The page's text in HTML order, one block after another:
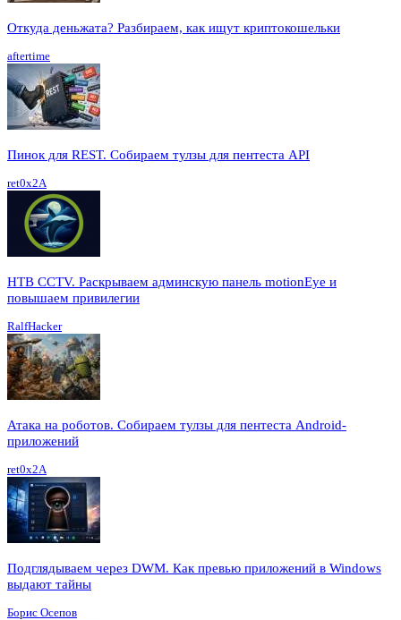
Откуда деньжата? Разбираем, как ищут криптокошельки
aftertime
Пинок для REST. Собираем тулзы для пентеста API
ret0x2A
HTB CCTV. Раскрываем админскую панель motionEye и
повышаем привилегии
RalfHacker
Атака на роботов. Собираем тулзы для пентеста Android-
приложений
ret0x2A
Подглядываем через DWM. Как превью приложений в Windows
выдают тайны
Борис Осепов